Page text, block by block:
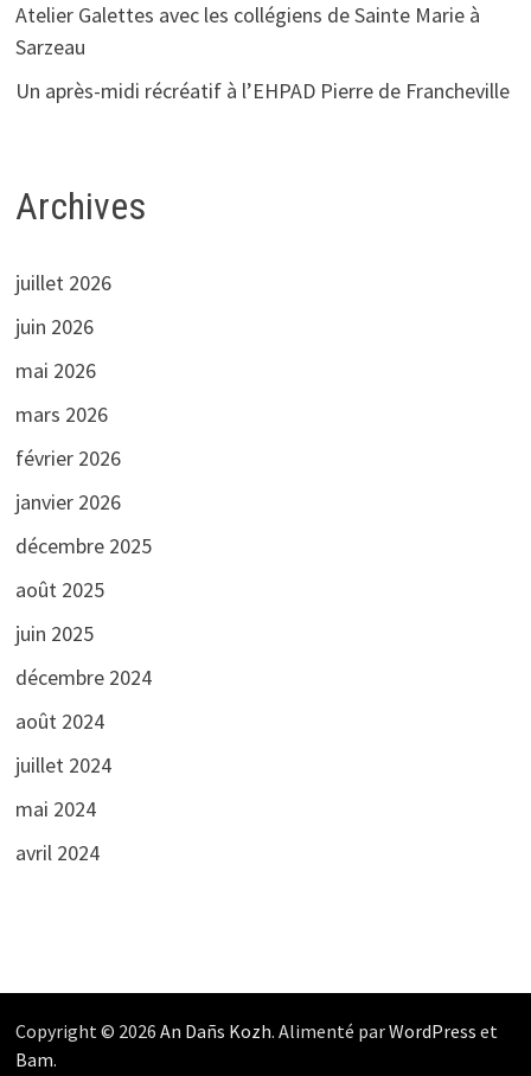
Atelier Galettes avec les collégiens de Sainte Marie à
Sarzeau
Un après-midi récréatif à l’EHPAD Pierre de Francheville
Archives
juillet 2026
juin 2026
mai 2026
mars 2026
février 2026
janvier 2026
décembre 2025
août 2025
juin 2025
décembre 2024
août 2024
juillet 2024
mai 2024
avril 2024
Copyright © 2026 An Dañs Kozh. Alimenté parWordPress et
Bam.